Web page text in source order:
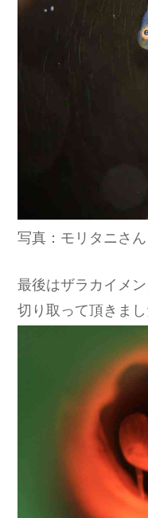
写真：モリタニさん
最後はザラカイメ
切り取って頂きまし